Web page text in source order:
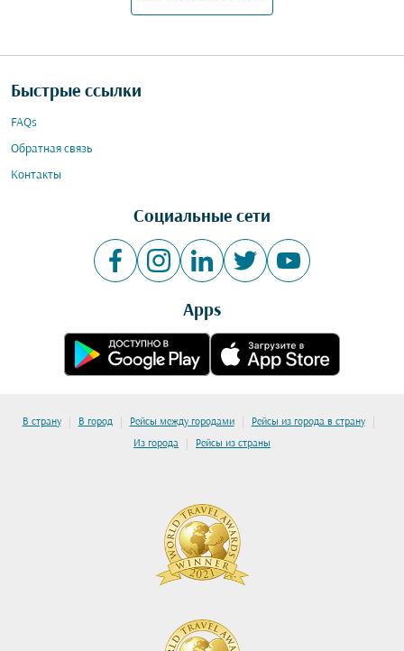
Быстрые ссылки
FAQs
Обратная связь
Контакты
Социальные сети
Apps
В страну | В город | Рейсы между городами | Рейсы из города в страну |
Из города | Рейсы из страны